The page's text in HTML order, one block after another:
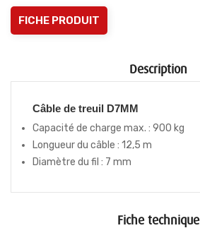
FICHE PRODUIT
Description
Câble de treuil D7MM
Capacité de charge max. : 900 kg
Longueur du câble : 12,5 m
Diamètre du fil : 7 mm
Fiche technique